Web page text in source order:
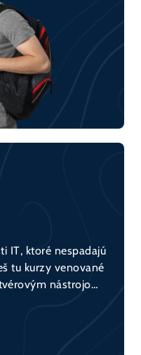
IT, ktoré nespadajú
tu kurzy venované
nástrojom,